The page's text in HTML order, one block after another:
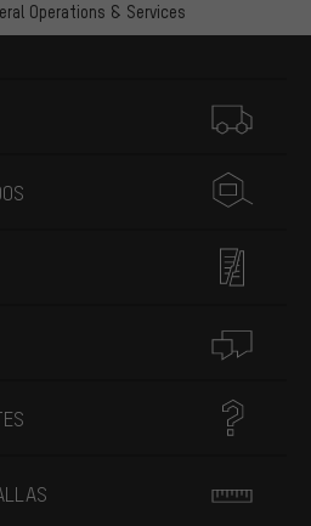
Operations & Services